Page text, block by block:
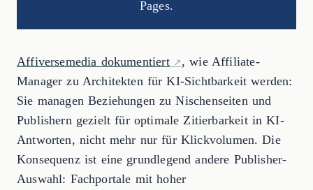
Pages.
Affiversemedia dokumentiert
, wie Affiliate-
Manager zu Architekten für KI-Sichtbarkeit werden:
Sie managen Beziehungen zu Nischenseiten und
Publishern gezielt für optimale Zitierbarkeit in KI-
Antworten, nicht mehr nur für Klickvolumen. Die
Konsequenz ist eine grundlegend andere Publisher-
Auswahl: Fachportale mit hoher